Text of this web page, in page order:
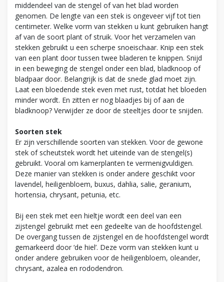
middendeel van de stengel of van het blad worden
genomen. De lengte van een stek is ongeveer vijf tot tien
centimeter. Welke vorm van stekken u kunt gebruiken hangt
af van de soort plant of struik. Voor het verzamelen van
stekken gebruikt u een scherpe snoeischaar. Knip een stek
van een plant door tussen twee bladeren te knippen. Snijd
in een beweging de stengel onder een blad, bladknoop of
bladpaar door. Belangrijk is dat de snede glad moet zijn.
Laat een bloedende stek even met rust, totdat het bloeden
minder wordt. En zitten er nog blaadjes bij of aan de
bladknoop? Verwijder ze door de steeltjes door te snijden.
Soorten stek
Er zijn verschillende soorten van stekken. Voor de gewone
stek of scheutstek wordt het uiteinde van de stengel(s)
gebruikt. Vooral om kamerplanten te vermenigvuldigen.
Deze manier van stekken is onder andere geschikt voor
lavendel, heiligenbloem, buxus, dahlia, salie, geranium,
hortensia, chrysant, petunia, etc.
Bij een stek met een hieltje wordt een deel van een
zijstengel gebruikt met een gedeelte van de hoofdstengel.
De overgang tussen de zijstengel en de hoofdstengel wordt
gemarkeerd door ‘de hiel’. Deze vorm van stekken kunt u
onder andere gebruiken voor de heiligenbloem, oleander,
chrysant, azalea en rododendron.